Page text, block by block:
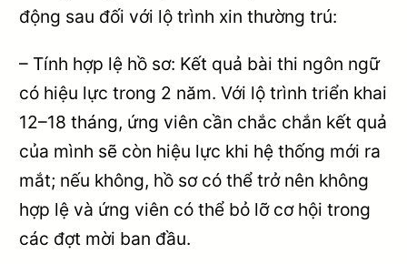
động sau đối với lộ trình xin thường trú:
– Tính hợp lệ hồ sơ: Kết quả bài thi ngôn ngữ
có hiệu lực trong 2 năm. Với lộ trình triển khai
12–18 tháng, ứng viên cần chắc chắn kết quả
của mình sẽ còn hiệu lực khi hệ thống mới ra
mắt; nếu không, hồ sơ có thể trở nên không
hợp lệ và ứng viên có thể bỏ lỡ cơ hội trong
các đợt mời ban đầu.